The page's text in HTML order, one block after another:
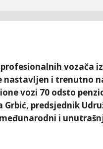
vozača
nastavljen i trenutno
vozi 70 odsto
Grbić, predsjednik
i